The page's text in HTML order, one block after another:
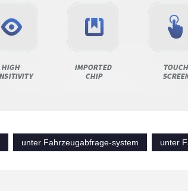
unter Fahrzeugabfrage-system unter